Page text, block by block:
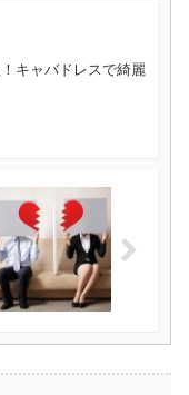
キャバドレスで綺麗